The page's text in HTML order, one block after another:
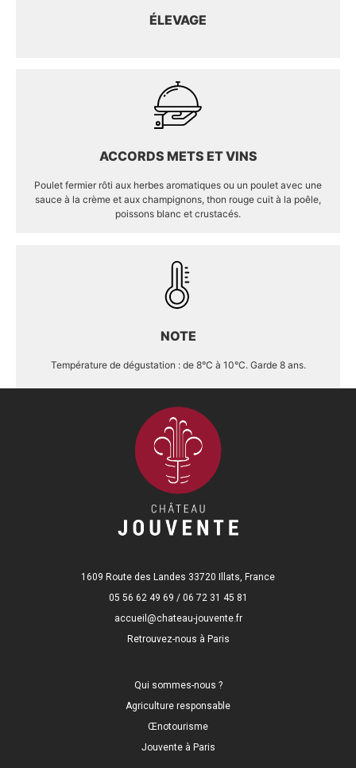
ÉLEVAGE
ACCORDS METS ET VINS
Poulet fermier rôti aux herbes aromatiques ou un poulet avec une
sauce à la crème et aux champignons, thon rouge cuit à la poêle,
poissons blanc et crustacés.
NOTE
Température de dégustation : de 8°C à 10°C. Garde 8 ans.
1609 Route des Landes 33720 Illats, France
05 56 62 49 69 / 06 72 31 45 81
accueil@chateau-jouvente.fr
Retrouvez-nous à Paris
Qui sommes-nous ?
Agriculture responsable
Œnotourisme
Jouvente à Paris